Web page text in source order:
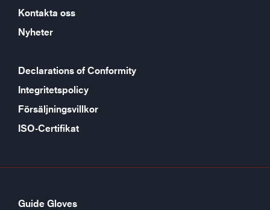
Kontakta oss
Nyheter
Declarations of Conformity
Integritetspolicy
Försäljningsvillkor
ISO-Certifikat
Guide Gloves